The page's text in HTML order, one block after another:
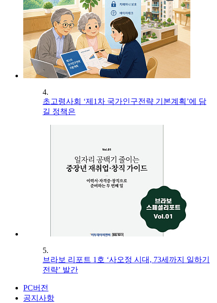
4.
초고령사회 ‘제1차 국가인구전략 기본계획’에 담
길 정책은
5.
브라보 리포트 1호 ‘사오정 시대, 73세까지 일하기
전략’ 발간
PC버전
공지사항